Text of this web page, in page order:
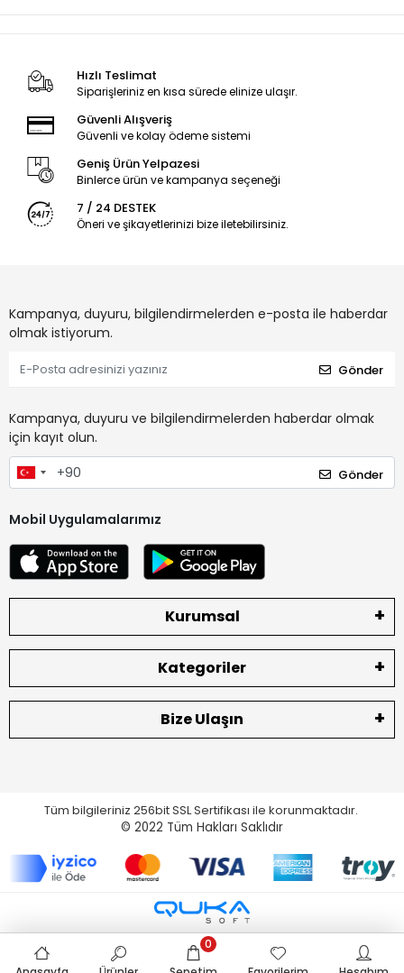
Hızlı Teslimat
Siparişleriniz en kısa sürede elinize ulaşır.
Güvenli Alışveriş
Güvenli ve kolay ödeme sistemi
Geniş Ürün Yelpazesi
Binlerce ürün ve kampanya seçeneği
7 / 24 DESTEK
Öneri ve şikayetlerinizi bize iletebilirsiniz.
Kampanya, duyuru, bilgilendirmelerden e-posta ile haberdar
olmak istiyorum.
Gönder
Kampanya, duyuru ve bilgilendirmelerden haberdar olmak
için kayıt olun.
Gönder
Mobil Uygulamalarımız
Kurumsal
Kategoriler
Bize Ulaşın
Tüm bilgileriniz 256bit SSL Sertifikası ile korunmaktadır.
© 2022 Tüm Hakları Saklıdır
0